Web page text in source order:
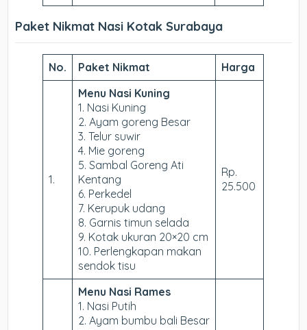
Paket Nikmat Nasi Kotak Surabaya
No. Paket Nikmat Harga
1.
Menu Nasi Kuning
1. Nasi Kuning
2. Ayam goreng Besar
3. Telur suwir
4. Mie goreng
5. Sambal Goreng Ati
Kentang
6. Perkedel
7. Kerupuk udang
8. Garnis timun selada
9. Kotak ukuran 20×20 cm
10. Perlengkapan makan
sendok tisu
Rp.
25.500
Menu Nasi Rames
1. Nasi Putih
2. Ayam bumbu bali Besar